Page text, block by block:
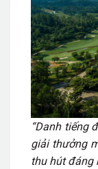
“Danh tiếng
giải thưởng
thu hút đáng